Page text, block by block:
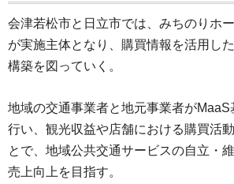
会津若松市と日立市では、みちのりホ
が実施主体となり、購買情報を活用し
構築を図っていく。
地域の交通事業者と地元事業者が
行い、観光収益や店舗における購買活
とで、地域公共交通サービスの自立・
売上向上を目指す。